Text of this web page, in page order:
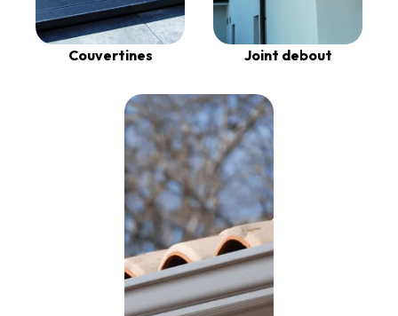
Couvertines Joint debout